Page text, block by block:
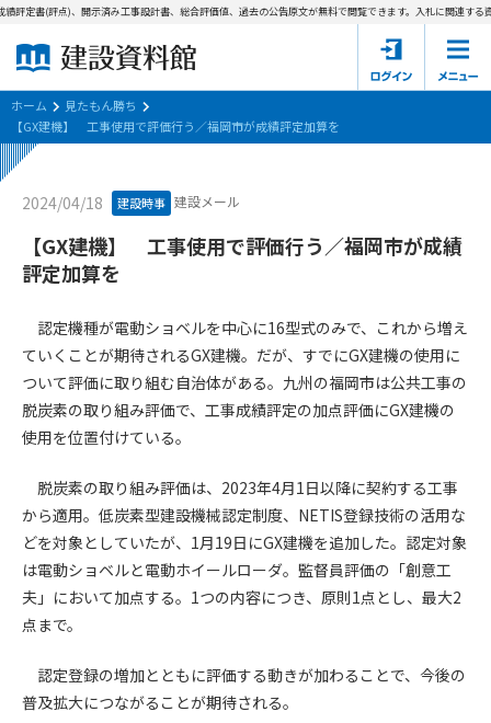
建設資料館とは
東京都の入札資料
国土交通省の入札資料
見たもん勝ち
会員登録について
サポーター会員一覧
会社概要
会員規約
定書(評点)、開示済み工事設計書、総合評価値、過去の公告原文が無料で閲覧できます。入札に関連する資
ホーム
見たもん勝ち
【GX建機】 工事使用で評価行う／福岡市が成績評定加算を
2024/04/18 建設時事 建設メール
【GX建機】 工事使用で評価行う／福岡市が成績
評定加算を
認定機種が電動ショベルを中心に16型式のみで、これから増え
ていくことが期待されるGX建機。だが、すでにGX建機の使用に
ついて評価に取り組む自治体がある。九州の福岡市は公共工事の
脱炭素の取り組み評価で、工事成績評定の加点評価にGX建機の
使用を位置付けている。
脱炭素の取り組み評価は、2023年4月1日以降に契約する工事
から適用。低炭素型建設機械認定制度、NETIS登録技術の活用な
どを対象としていたが、1月19日にGX建機を追加した。認定対象
は電動ショベルと電動ホイールローダ。監督員評価の「創意工
夫」において加点する。1つの内容につき、原則1点とし、最大2
点まで。
認定登録の増加とともに評価する動きが加わることで、今後の
普及拡大につながることが期待される。
第1条（規約の目的）
会員サービスの利用条件等について定めるものです。
2. 管理者が建設資料館WEB上で随時掲載するルールは本規約の
一部を構成するものとします。
第2条（規約の変更）
本規約は、会員の了承を得ることなく、随時変更されることが
ちに全ての会員が了承したものとみなします。
第4条（会員審査および資格の取り消し）
会員とは、本規約を承諾の上、所定の会員申込手続きを完了
後、管理者がこれを承認した者をいいます。
第4条（会員の定義と登録）
の何れかの項目に該当することがわかった場合、その者の会
員としての権限を承認しないことがあります。